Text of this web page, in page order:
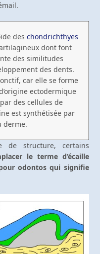
des chondrichthyes
dont font
des similitudes
des dents.
car elle se forme
ectodermique
des cellules de
est synthétisée par
derme.
de structure, certains
le terme d’écaille
odontos qui signifie